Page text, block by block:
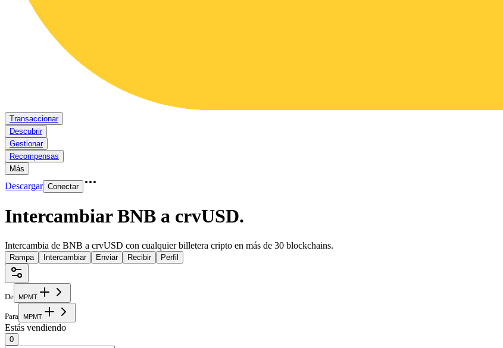
Transaccionar
Descubrir
Gestionar
Recompensas
Más
Descargar Conectar
Intercambiar BNB a crvUSD.
Intercambia de BNB a crvUSD con cualquier billetera cripto en más de 30 blockchains.
Rampa Intercambiar Enviar Recibir Perfil
De MPMT
Para MPMT
Estás vendiendo
0